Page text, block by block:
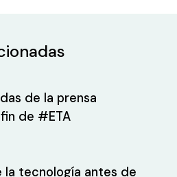
de la prensa
de #ETA
la tecnología antes de